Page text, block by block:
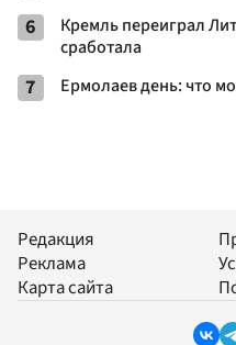
6
Кремль переиграл
сработала
7 Ермолаев день: что
Редакция
Реклама
Карта сайта